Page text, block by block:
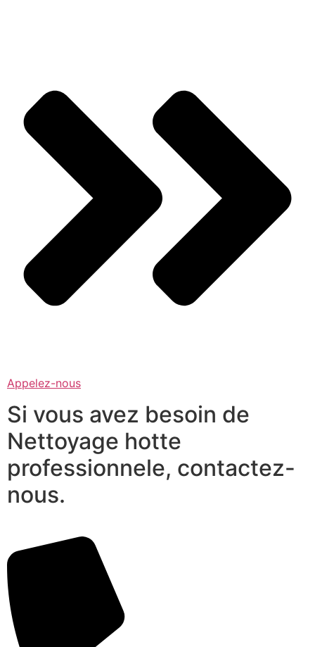
Appelez-nous
Si vous avez besoin de
Nettoyage hotte
professionnele, contactez-
nous.